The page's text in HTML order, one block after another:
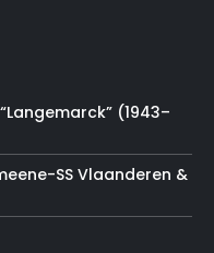
(1943–
SS Vlaanderen &